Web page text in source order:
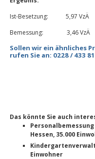
Ist-Besetzung: 5,97 VzÄ
Bemessung: 3,46 VzÄ
Sollen wir ein ähnliches
rufen Sie an: 0228 / 433
Das könnte Sie auch
Hessen, 35.000
Einwohner